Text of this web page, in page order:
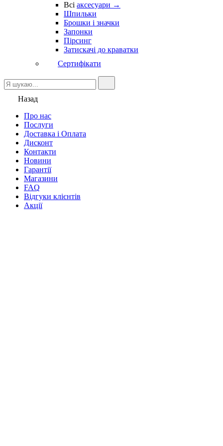
Всі аксесуари →
Шпильки
Брошки і значки
Запонки
Пірсинг
Затискачі до краватки
Сертифікати
Назад
Про нас
Послуги
Доставка і Оплата
Дисконт
Контакти
Новини
Гарантії
Магазини
FAQ
Відгуки клієнтів
Акції